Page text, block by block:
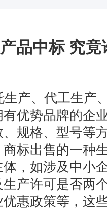
品中标 究
生产、代工生产
优势品牌的企
规格、型号等
标出售的一种
，如涉及中小
产许可是否两
惠政策等，这